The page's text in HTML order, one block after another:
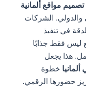
مواقع ألمانية
الشركات
في تنفيذ
فقط جذابًا
هذا يجعل
خطوة
حضورها الرقمي.